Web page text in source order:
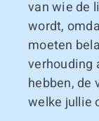
van wie de
wordt,
moeten
verhouding
hebben, de
welke jullie